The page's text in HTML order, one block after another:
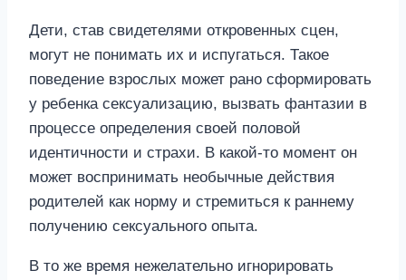
Дети, став свидетелями откровенных сцен,
могут не понимать их и испугаться. Такое
поведение взрослых может рано сформировать
у ребенка сексуализацию, вызвать фантазии в
процессе определения своей половой
идентичности и страхи. В какой-то момент он
может воспринимать необычные действия
родителей как норму и стремиться к раннему
получению сексуального опыта.
В то же время нежелательно игнорировать